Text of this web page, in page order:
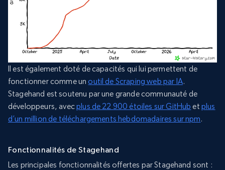
Il est également doté de capacités qui lui permettent de
fonctionner comme unoutil de Scraping web par IA.
Stagehand est soutenu par une grande communauté de
développeurs, avecplus de 22 900 étoiles sur GitHub et plus
d’un million de téléchargements hebdomadaires sur npm.
Fonctionnalités de Stagehand
Les principales fonctionnalités offertes par Stagehand sont :